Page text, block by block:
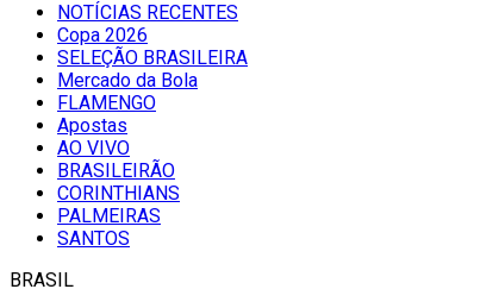
NOTÍCIAS RECENTES
Copa 2026
SELEÇÃO BRASILEIRA
Mercado da Bola
FLAMENGO
Apostas
AO VIVO
BRASILEIRÃO
CORINTHIANS
PALMEIRAS
SANTOS
BRASIL